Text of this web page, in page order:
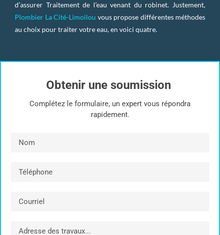
Obtenir une soumission
Complétez le formulaire, un expert vous répondra
rapidement.
d’assurer Traitement de l’eau venant du robinet. Justement,
Plombier La Cité-Limoilou vous propose différentes méthodes
au choix pour traiter votre eau, en voici quatre.